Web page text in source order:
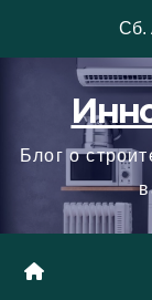
Сб.
Блог о